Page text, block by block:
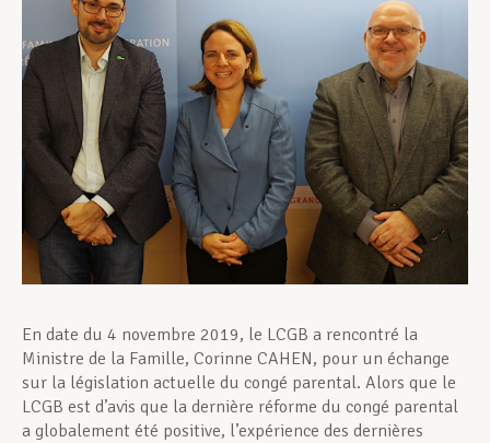
Développement professionnel
Devenir Membre
Actualités
En date du 4 novembre 2019, le LCGB a rencontré la
Ministre de la Famille, Corinne CAHEN, pour un échange
sur la législation actuelle du congé parental. Alors que le
LCGB est d’avis que la dernière réforme du congé parental
a globalement été positive, l’expérience des dernières